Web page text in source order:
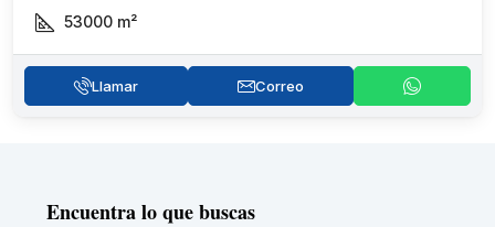
53000 m²
Llamar Correo
Encuentra lo que buscas